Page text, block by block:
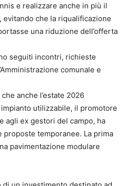
e realizzare anche in più il
evitando che la riqualificazione
una riduzione dell’offerta
seguiti incontri, richieste
comunale e
anche l’estate 2026
utilizzabile, il promotore
agli ex gestori del campo, ha
proposte temporanee. La prima
pavimentazione modulare